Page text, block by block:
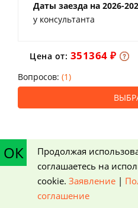
Даты заезда на 2026-
у консультанта
Цена от: 351364 ₽
Вопросов: (1)
ОК
Продолжая
соглашаетесь на
cookie. Заявление |
соглашение